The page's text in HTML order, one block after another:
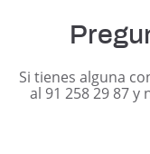
Si tienes alguna
al 91 258 29 87